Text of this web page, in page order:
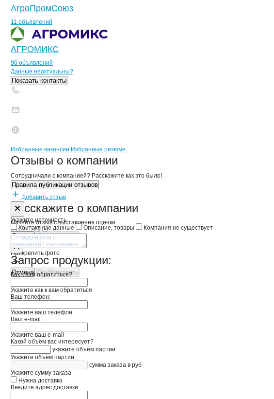
АгроПромСоюз
11 объявлений
АГРОМИКС
96 объявлений
Контактыкомпании
+7(800)000-00-..
Данные неактуальны?
Показать контакты
Брендыкомпани Амур-Контакт
Вакансии вАмур-Контакт
Избранные вакансии Избранные резюме
Новости oАмур-Контакт, ООО
Отзывы о компании
Сотрудничали с компанией? Расскажите как это было!
Правила публикации отзывов
Добавить отзыв
Расскажите о компании
Начните отзыв с выставления оценки
Прикрепить фото
Отмена Опубликовать
Форма обратной связи о неточностях на странице
Укажите неточность
Контактные данные
Описание, товары Компания не существует
Отмена Опубликовать
Запрос продукции:
Как к вам обратиться?
Укажите как к вам обратиться
Ваш телефон:
Укажите ваш телефон
Ваш e-mail:
Укажите ваш e-mail
Какой объём вас интересует?
укажите объём партии
Укажите объём партии
сумма заказа в руб
Укажите сумму заказа
Нужна доставка
Введите адрес доставки